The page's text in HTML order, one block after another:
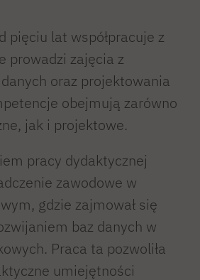
pięciu lat współpracuje z
prowadzi zajęcia z
oraz projektowania
obejmują zarówno
jak i projektowe.
pracy dydaktycznej
zawodowe w
gdzie zajmował się
baz danych w
Praca ta pozwoliła
umiejętności